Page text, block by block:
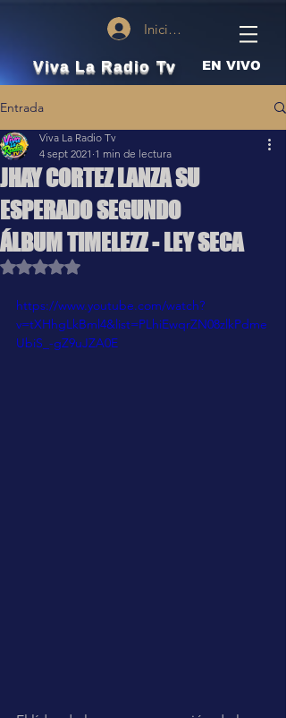
Iniciar sesión
Viva La Radio Tv EN VIVO
Entrada
JHAY CORTEZ LANZA SU
ESPERADO SEGUNDO
ÁLBUM TIMELEZZ - LEY SECA
Viva La Radio Tv
4 sept 2021 1 min de lectura
Obtuvo NaN de 5 estrellas.
https://www.youtube.com/watch?
v=tXHhgLkBml4&list=PLhiEwqrZN08zlkPdme
UbiS_-gZ9uJZA0E